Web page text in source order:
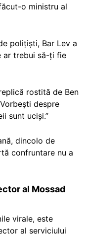
o ministru al
polițiști, Bar Lev a
ar trebui să-ți fie
rostită de Ben
despre
sunt uciși.”
dincolo de
confruntare nu a
al Mossad
virale, este
al serviciului